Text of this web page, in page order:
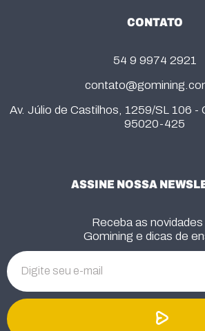
CONTATO
54 9 9974 2921
Av. Júlio de Castilhos, 1259/SL 106 -
95020-425
ASSINE NOSSA
Receba as novidades
Gomining e dicas de